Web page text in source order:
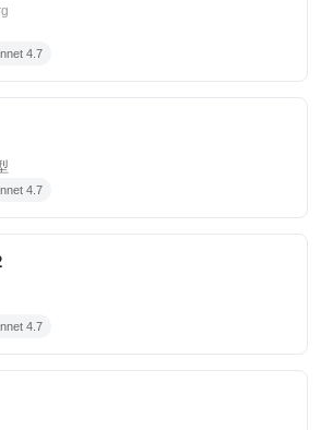
4.7
4.7
4.7